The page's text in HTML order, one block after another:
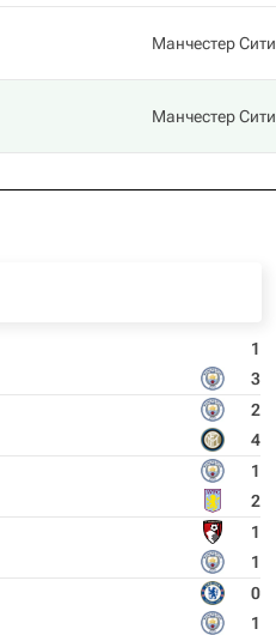
Манчестер Сити
Манчестер Сити
1
3
2
4
1
2
1
1
0
1